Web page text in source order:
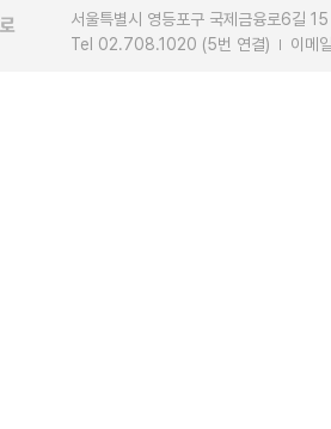
서울특별시 영등포구 국제금융로6길
Tel 02.708.1020 (5번 연결)
이메